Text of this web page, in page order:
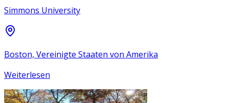
Simmons University
Boston, Vereinigte Staaten von Amerika
Weiterlesen